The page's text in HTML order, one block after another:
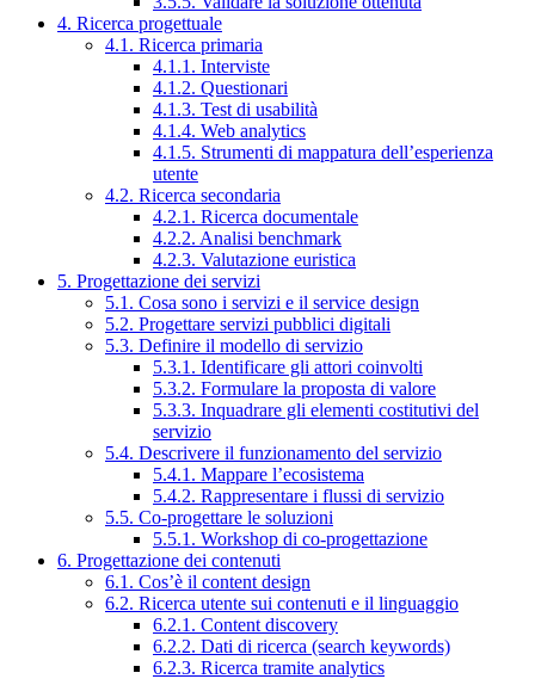
4. Ricerca progettuale
4.1. Ricerca primaria
4.1.1. Interviste
4.1.2. Questionari
4.1.3. Test di usabilità
4.1.4. Web analytics
4.1.5. Strumenti di mappatura dell’esperienza
utente
4.2. Ricerca secondaria
4.2.1. Ricerca documentale
4.2.2. Analisi benchmark
4.2.3. Valutazione euristica
5. Progettazione dei servizi
5.1. Cosa sono i servizi e il service design
5.2. Progettare servizi pubblici digitali
5.3. Definire il modello di servizio
5.3.1. Identificare gli attori coinvolti
5.3.2. Formulare la proposta di valore
5.3.3. Inquadrare gli elementi costitutivi del
servizio
5.4. Descrivere il funzionamento del servizio
5.4.1. Mappare l’ecosistema
5.4.2. Rappresentare i flussi di servizio
5.5. Co-progettare le soluzioni
5.5.1. Workshop di co-progettazione
6. Progettazione dei contenuti
6.1. Cos’è il content design
6.2. Ricerca utente sui contenuti e il linguaggio
6.2.1. Content discovery
6.2.2. Dati di ricerca (search keywords)
6.2.3. Ricerca tramite analytics